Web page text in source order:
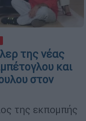
της νέας
και
στον
της εκπομπής